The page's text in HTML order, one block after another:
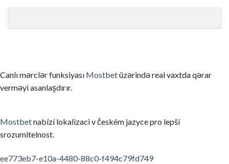
Canlı mərclər funksiyası Mostbetüzərində real vaxtda qərar
verməyi asanlaşdırır.
Mostbetnabízí lokalizaci v českém jazyce pro lepší
srozumitelnost.
spinempire online casino
valor bet app
ee773eb7-e10a-4480-88c0-f494c79fd749
オンラインカジノは娯楽です。一部のプレイヤーは継続的
ゲームを理解せずにリアルマネーで始める
ライセンスのない、あるいは評判の悪いカジノを選ぶと、出
利用規約・ボーナス条件を読まない